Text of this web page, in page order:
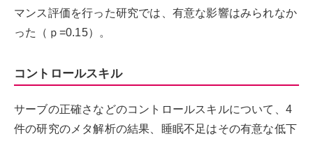
マンス評価を行った研究では、有意な影響はみられなか
った（ｐ=0.15）。
コントロールスキル
サーブの正確さなどのコントロールスキルについて、4
件の研究のメタ解析の結果、睡眠不足はその有意な低下